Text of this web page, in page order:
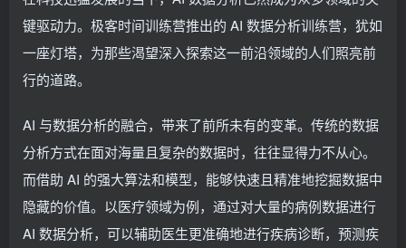
键驱动力。极客时间训练营推出的 AI 数据分析训练营，犹如
一座灯塔，为那些渴望深入探索这一前沿领域的人们照亮前
行的道路。
AI 与数据分析的融合，带来了前所未有的变革。传统的数据
分析方式在面对海量且复杂的数据时，往往显得力不从心。
而借助 AI 的强大算法和模型，能够快速且精准地挖掘数据中
隐藏的价值。以医疗领域为例，通过对大量的病例数据进行
AI 数据分析，可以辅助医生更准确地进行疾病诊断，预测疾